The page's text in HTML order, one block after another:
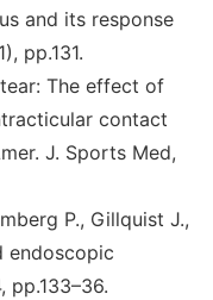
and its response
pp.131.
The effect of
contact
J. Sports Med,
P., Gillquist J.,
endoscopic
pp.133–36.